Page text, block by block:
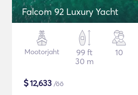
Falcom 92 Luxury Yacht
Mootorjaht
99 ft
30 m
10
$12,633 /öö